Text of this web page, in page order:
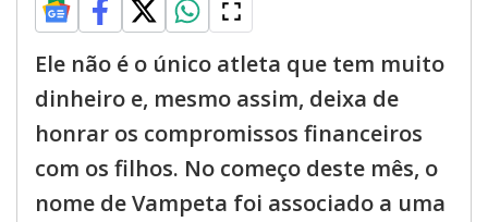
Ele não é o único atleta que tem muito
dinheiro e, mesmo assim, deixa de
honrar os compromissos financeiros
com os filhos. No começo deste mês, o
nome de Vampeta foi associado a uma